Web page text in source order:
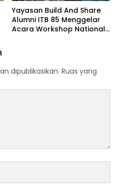
Yayasan Build And Share
Alumni ITB 85 Menggelar
Acara Workshop National
DKI Jakarta)
dipublikasikan. Ruas yang